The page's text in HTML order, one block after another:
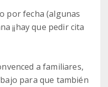
por fecha (algunas
¡¡hay que pedir cita
a familiares,
para que también